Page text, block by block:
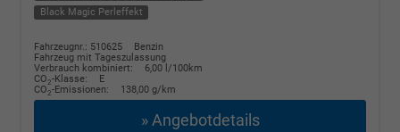
Black Magic Perleffekt
Fahrzeugnr.: 510625
Benzin
Fahrzeug mit Tageszulassung
Verbrauch kombiniert:
6,00 l/100km
CO2-Klasse:
E
CO2-Emissionen: 138,00 g/km
» Angebotdetails